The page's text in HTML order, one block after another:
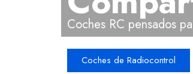
Coches RC pensados
Coches de Radiocontrol